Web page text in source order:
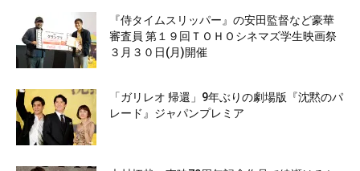
『侍タイムスリッパー』の安田監督など豪華
審査員 第１９回ＴＯＨＯシネマズ学生映画祭
３月３０日(月)開催
「ガリレオ 帰還」9年ぶりの劇場版『沈黙のパ
レード』ジャパンプレミア